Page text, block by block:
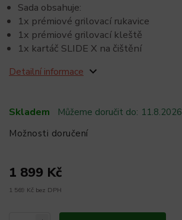
Skladem Můžeme doručit do: 11.8.2026
Možnosti doručení
1 899 Kč
1 569 Kč bez DPH
Sada obsahuje:
1x prémiové grilovací rukavice
1x prémiové grilovací kleště
1x kartáč SLIDE X na čištění
Detailní informace